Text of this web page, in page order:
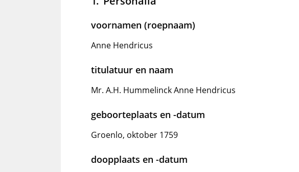
voornamen (roepnaam)
Anne Hendricus
titulatuur en naam
Mr. A.H. Hummelinck Anne Hendricus
geboorteplaats en -datum
Groenlo, oktober 1759
doopplaats en -datum